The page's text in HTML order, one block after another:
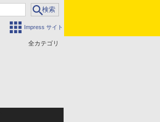
Impress サイト
全カテゴリ